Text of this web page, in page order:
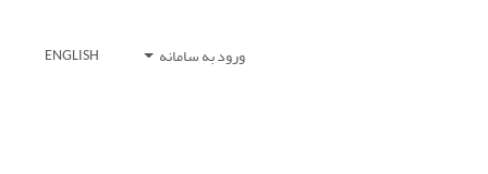
ورود به سامانه ENGLISH